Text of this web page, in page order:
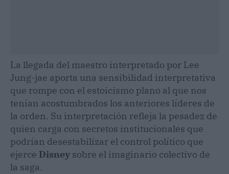
La llegada del maestro interpretado por Lee
Jung-jae aporta una sensibilidad interpretativa
que rompe con el estoicismo plano al que nos
tenían acostumbrados los anteriores líderes de
la orden. Su interpretación refleja la pesadez de
quien carga con secretos institucionales que
podrían desestabilizar el control político que
ejerce Disney sobre el imaginario colectivo de
la saga.